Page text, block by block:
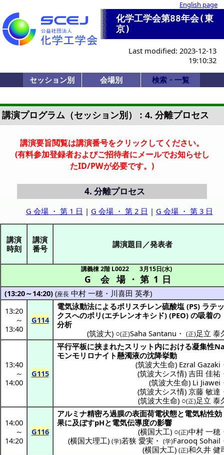
English page
化学工学会第88年会(東
京)
Last modified: 2023-12-13
19:10:32
セッション別
ー)
ム
会場別
ル
検索・一覧
講演プログラム（セッション別） : 4. 分離プロセス
講演要旨閲覧は講演番号をクリックしてください。
(有料参加登録者およびご招待者にメールでお知らせし
たID/PWが必要です。)
4. 分離プロセス
G 会場 ・ 第 1 日 | G 会場 ・ 第 2 日 | G 会場 ・ 第 3 日
講演
時刻
講演
番号
講演題目／発表者
G 会場
講義棟 2階 L0022
・ 第 1 日
3月15日(水)
(13:20～14:20) (座長 中村 一穂 ・ 川喜田 英孝)
13:20
～
13:40
G114
電気泳動法によるポリスチレン硫酸塩 (PS) ラテ
クスへのポリ(エチレンオキシド) (PEO) の吸着の
分析
(筑波大) ○(正)Saha Santanu ・ (正)足立 泰
13:40
～
14:00
G115
平行平板に挟まれたスリット 内における凝集性
モンモリロナイト懸濁液の沈降挙動
(筑波大生命) Ezral Gazaki
(筑波大シス情) 吉田 佳祐
(筑波大生命) Li Jiawei
(筑波大シス情) 京藤 敏達
(筑波大生命) ○(正)足立 泰
14:00
～
14:20
G116
アルミナ精密ろ過膜の表面荷電状態と電気粘性効
果に及ぼすpHと電気伝導度の影響
(横国大工) ○(正)中村 一穂
(横国大理工) (学)若狭 愛実・ (学)Farooq Sohail
(横国大工) (正)和久井 健